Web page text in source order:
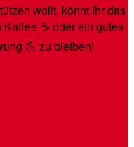
wollt, könnt Ihr das
☕️ oder ein gutes
💪 zu bleiben!